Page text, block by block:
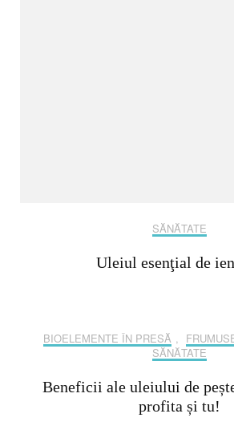
SĂNĂTATE
Uleiul esenţial de
BIOELEMENTE ÎN PRESĂ
SĂNĂTATE
Beneficii ale uleiului de
profita și tu!